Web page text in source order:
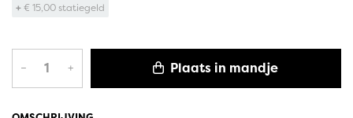
+€ 15,00 statiegeld
– + Plaats in mandje